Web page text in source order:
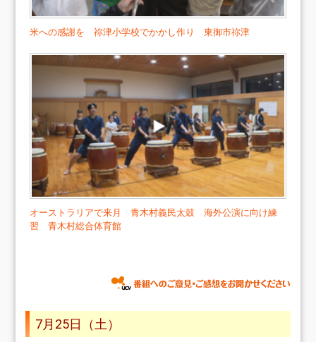
米への感謝を 祢津小学校でかかし作り 東御市祢津
オーストラリアで来月 青木村義民太鼓 海外公演に向け練
習 青木村総合体育館
7月25日（土）